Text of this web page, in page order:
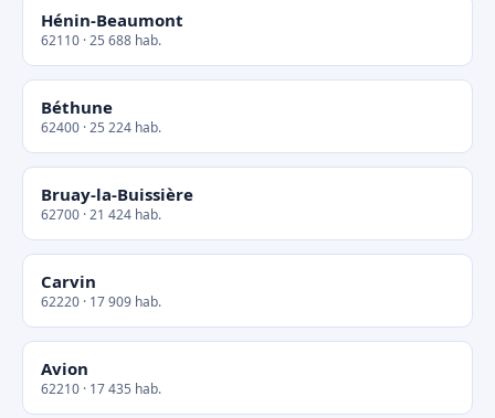
Hénin-Beaumont
62110 · 25 688 hab.
Béthune
62400 · 25 224 hab.
Bruay-la-Buissière
62700 · 21 424 hab.
Carvin
62220 · 17 909 hab.
Avion
62210 · 17 435 hab.